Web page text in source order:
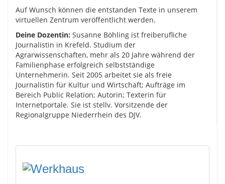
Auf Wunsch können die entstanden Texte in unserem
virtuellen Zentrum veröffentlicht werden.
Deine Dozentin: Susanne Böhling ist freiberufliche
Journalistin in Krefeld. Studium der
Agrarwissenschaften, mehr als 20 Jahre während der
Familienphase erfolgreich selbstständige
Unternehmerin. Seit 2005 arbeitet sie als freie
Journalistin für Kultur und Wirtschaft; Aufträge im
Bereich Public Relation; Autorin; Texterin für
Internetportale. Sie ist stellv. Vorsitzende der
Regionalgruppe Niederrhein des DJV.